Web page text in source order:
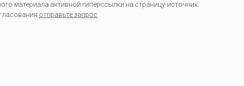
материала активной гиперссылки на страницу-источник.
отправьте запрос.